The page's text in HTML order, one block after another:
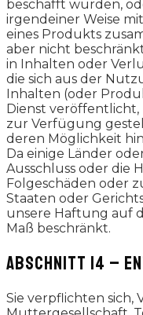
beschafft wurden,
irgendeiner Weise
eines Produkts
aber nicht
in Inhalten oder
die sich aus der
Inhalten (oder
Dienst
zur Verfügung
deren Möglichkeit
Da einige Länder
Ausschluss oder die
Folgeschäden oder
Staaten oder
unsere Haftung auf
Maß beschränkt.
ABSCHNITT 14 –
Sie verpflichten sich,